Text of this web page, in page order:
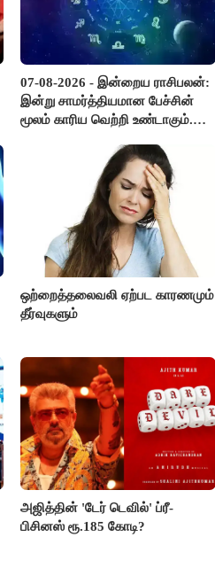
07-08-2026 - இன்றைய ராசிபலன்:
இன்று சாமர்த்தியமான பேச்சின்
மூலம் காரிய வெற்றி உண்டாகும்.
ஒப்படைப்பதில் கவனம் தேவை..!
ஒற்றைத்தலைவலி ஏற்பட காரணமும்
தீர்வுகளும்
அஜித்தின் 'டேர் டெவில்' ப்ரீ-
பிசினஸ் ரூ.185 கோடி?